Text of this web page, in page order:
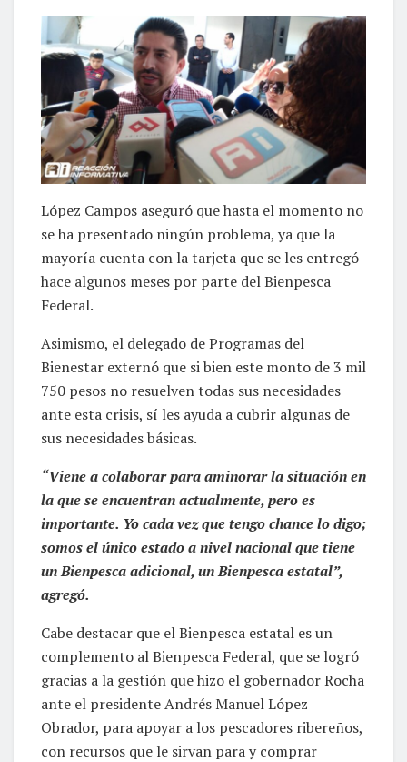
López Campos aseguró que hasta el momento no
se ha presentado ningún problema, ya que la
mayoría cuenta con la tarjeta que se les entregó
hace algunos meses por parte del Bienpesca
Federal.
Asimismo, el delegado de Programas del
Bienestar externó que si bien este monto de 3 mil
750 pesos no resuelven todas sus necesidades
ante esta crisis, sí les ayuda a cubrir algunas de
sus necesidades básicas.
“Viene a colaborar para aminorar la situación en
la que se encuentran actualmente, pero es
importante. Yo cada vez que tengo chance lo digo;
somos el único estado a nivel nacional que tiene
un Bienpesca adicional, un Bienpesca estatal”,
agregó.
Cabe destacar que el Bienpesca estatal es un
complemento al Bienpesca Federal, que se logró
gracias a la gestión que hizo el gobernador Rocha
ante el presidente Andrés Manuel López
Obrador, para apoyar a los pescadores ribereños,
con recursos que le sirvan para y comprar